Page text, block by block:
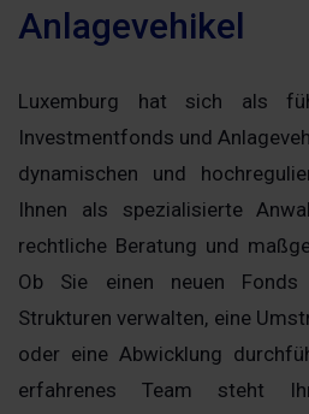
Anlagevehikel
Luxemburg hat sich als
Investmentfonds und
dynamischen und
Ihnen als spezialisierte
rechtliche Beratung und
Ob Sie einen neuen Fonds
Strukturen verwalten, eine
oder eine Abwicklung
erfahrenes Team steht